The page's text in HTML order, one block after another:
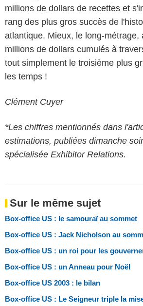
millions de dollars de recettes et
rang des plus gros succès de
atlantique. Mieux, le long-métrage,
millions de dollars cumulés à
tout simplement le troisième plus
les temps !
Clément Cuyer
*Les chiffres mentionnés dans
estimations, publiées dimanche
spécialisée Exhibitor Relations.
Sur le même sujet
Box-office US : le samouraï au sommet
Box-office US : Jack Nicholson au
Box-office US : un roi pour les
Box-office US : un Anneau pour Noël
Box-office US 2003 : le bilan
Box-office US : Le Seigneur triple la